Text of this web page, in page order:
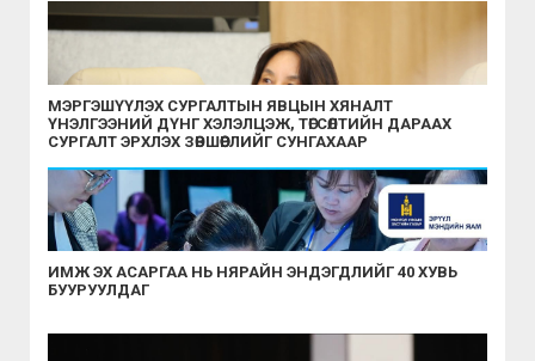
МЭРГЭШҮҮЛЭХ СУРГАЛТЫН ЯВЦЫН ХЯНАЛТ
ҮНЭЛГЭЭНИЙ ДҮНГ ХЭЛЭЛЦЭЖ, ТӨГСӨЛТИЙН ДАРААХ
СУРГАЛТ ЭРХЛЭХ ЗӨВШӨӨРЛИЙГ СУНГАХААР
ИМЖ ЭХ АСАРГАА НЬ НЯРАЙН ЭНДЭГДЛИЙГ 40 ХУВЬ
БУУРУУЛДАГ